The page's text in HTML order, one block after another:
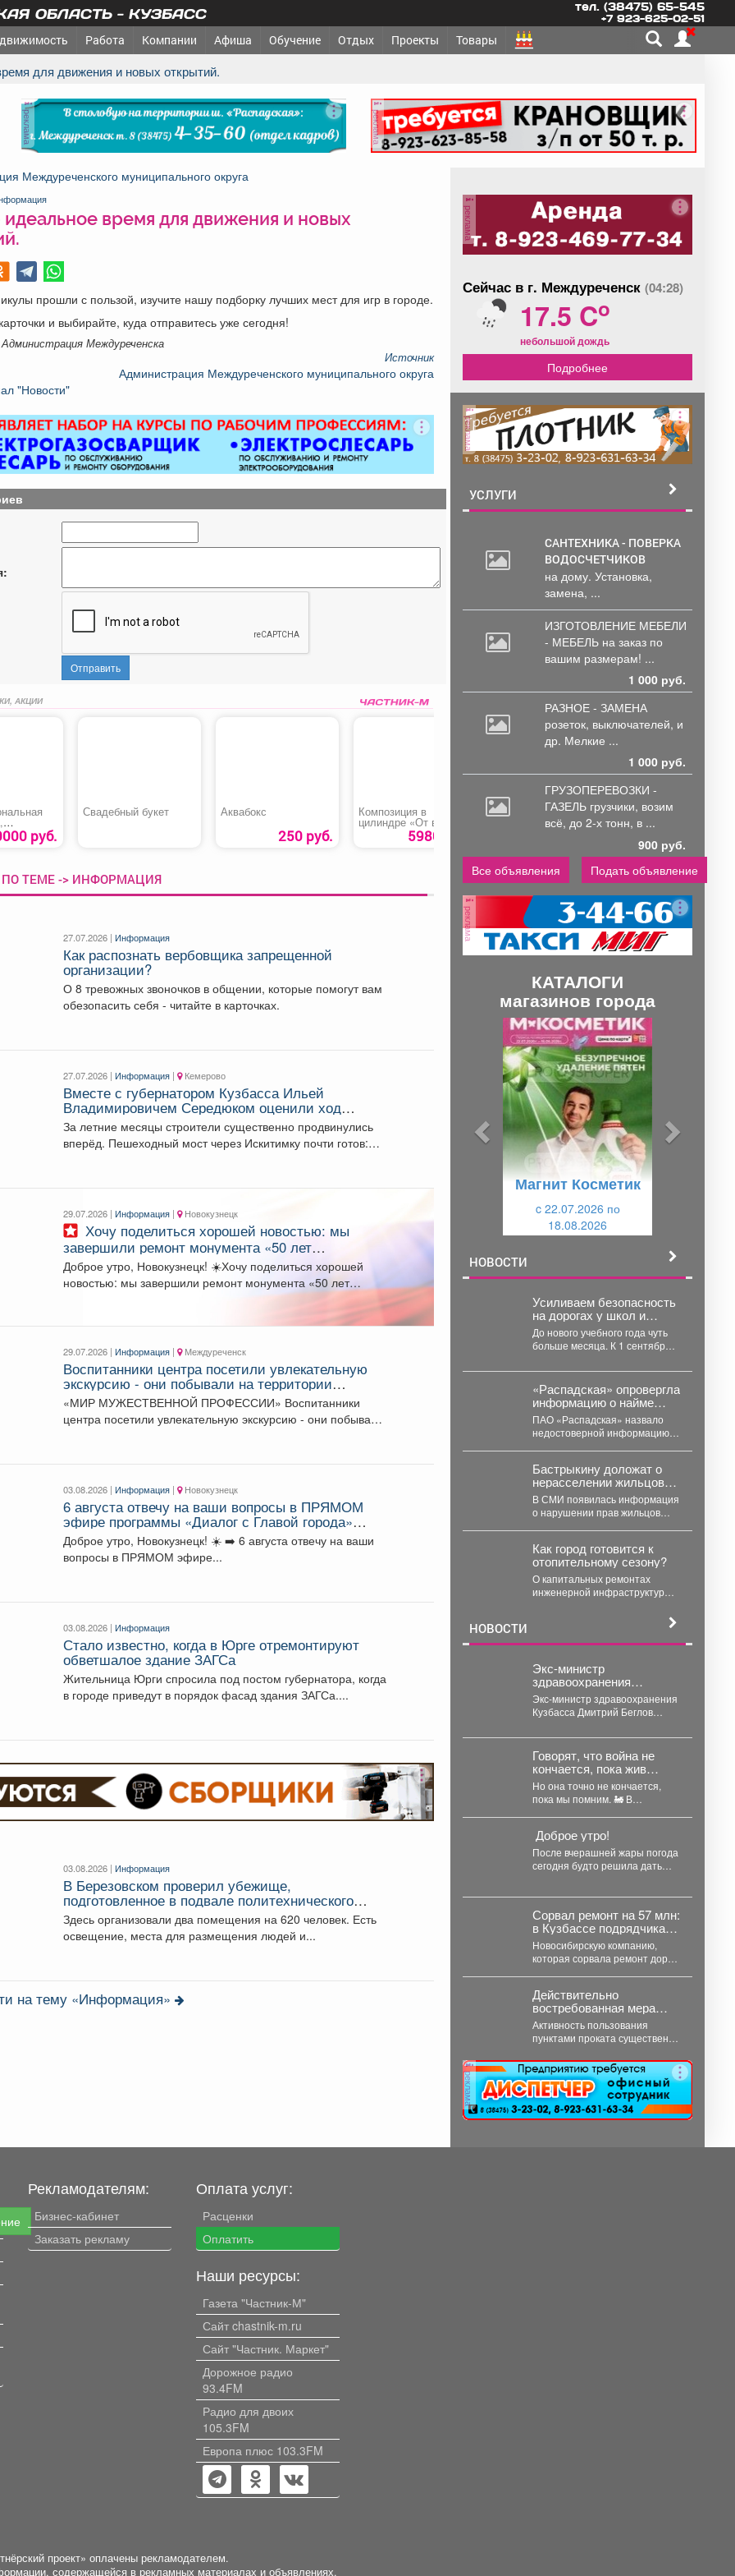
ОБЛАСТЬ - КУЗБАСС тел. (38475) 65-545
+7 923-625-02-51
Работа Компании Афиша Обучение Отдых Проекты Товары
для движения и новых открытий.
реклама реклама
Междуреченского муниципального округа
идеальное время для движения и новых
прошли с пользой, изучите нашу подборку лучших мест для игр в городе.
и выбирайте, куда отправитесь уже сегодня!
Междуреченска
Источник
Администрация Междуреченского муниципального округа
"Новости"
Отправить
АКЦИИ
руб.
Свадебный букет Аквабокс
250 руб.
Композиция в
цилиндре «От всего
сердца» 5980 руб.
Букет «Монти»
2050 руб.
Связка из
шаров
ТЕМЕ -> ИНФОРМАЦИЯ
27.07.2026 | Информация
Как распознать вербовщика запрещенной
организации?
О 8 тревожных звоночков в общении, которые помогут вам
обезопасить себя - читайте в карточках.
27.07.2026 | Информация | Кемерово
Вместе с губернатором Кузбасса Ильей
Владимировичем Середюком оценили ход
строительства наших новых знаковых обьектов в
центре города Кемерово
За летние месяцы строители существенно продвинулись
вперёд. Пешеходный мост через Искитимку почти готов:
29.07.2026 | Информация | Новокузнецк
завершили ремонт монумента «50 лет
образования СССР».
Доброе утро, Новокузнецк! ☀️Хочу поделиться хорошей
новостью: мы завершили ремонт монумента «50 лет
29.07.2026 | Информация | Междуреченск
Воспитанники центра посетили увлекательную
экскурсию - они побывали на территории
пожарной части.
«МИР МУЖЕСТВЕННОЙ ПРОФЕССИИ» Воспитанники
центра посетили увлекательную экскурсию - они побывали
03.08.2026 | Информация | Новокузнецк
6 августа отвечу на ваши вопросы в ПРЯМОМ
эфире программы «Диалог с Главой города»
телеканала Ново-ТВ.
Доброе утро, Новокузнецк! ☀️ ➡️‌ 6 августа отвечу на ваши
вопросы в ПРЯМОМ эфире...
03.08.2026 | Информация
Стало известно, когда в Юрге отремонтируют
обветшалое здание ЗАГСа
Жительница Юрги спросила под постом губернатора, когда
в городе приведут в порядок фасад здания ЗАГСа....
03.08.2026 | Информация
В Березовском проверил убежище,
подготовленное в подвале политехнического
техникума.
Здесь организовали два помещения на 620 человек. Есть
освещение, места для размещения людей и...
на тему «Информация»
реклама
Сейчас в г. Междуреченск (04:28)
17.5 Co
небольшой дождь
Подробнее
реклама
УСЛУГИ
САНТЕХНИКА - ПОВЕРКА
ВОДОСЧЕТЧИКОВ
на дому. Установка,
замена, ...
ИЗГОТОВЛЕНИЕ МЕБЕЛИ
- МЕБЕЛЬ на заказ по
вашим размерам! ...
1 000 руб.
РАЗНОЕ - ЗАМЕНА
розеток, выключателей, и
др. Мелкие ...
1 000 руб.
ГРУЗОПЕРЕВОЗКИ -
ГАЗЕЛЬ грузчики, возим
всё, до 2-х тонн, в ...
900 руб.
Все объявления
Подать объявление
реклама
КАТАЛОГИ
магазинов города
Магнит Косметик
c 22.07.2026 по
18.08.2026
НОВОСТИ
Усиливаем безопасность
на дорогах у школ и
детсадов.
До нового учебного года чуть
больше месяца. К 1 сентября
расположенные...
«Распадская» опровергла
информацию о найме
иностранцев на
кузбасские шахты
ПАО «Распадская» назвало
недостоверной информацию о
работников на шахты
Кузбасса....
Бастрыкину доложат о
нерасселении жильцов
аварийного общежития в
Кемерове
В СМИ появилась информация
о нарушении прав жильцов
Комиссарово...
Как город готовится к
отопительному сезону?
О капитальных ремонтах
инженерной инфраструктуры,
восстановлении...
НОВОСТИ
Экс-министр
здравоохранения
Кузбасса Беглов
лишился около 115 млн
рублей
Экс-министр здравоохранения
Кузбасса Дмитрий Беглов
режима за взятки. Во время 10-
минутного...
Говорят, что война не
кончается, пока жив
последний солдат.
Но она точно не кончается,
пока мы помним. 🚂 В
Доброе утро!
После вчерашней жары погода
сегодня будто решила дать
Сорвал ремонт на 57 млн:
в Кузбассе подрядчика
внесли в "черный список"
Новосибирскую компанию,
которая сорвала ремонт дорог
реестр...
Действительно
востребованная мера
поддержки.
Активность пользования
пунктами проката существенно
неделю, после того как
губернатор поручил включить...
реклама
Рекламодателям:
Бизнес-кабинет
Заказать рекламу
Оплата услуг:
Расценки
Оплатить
Наши ресурсы:
Газета "Частник-М"
Сайт chastnik-m.ru
Сайт "Частник. Маркет"
Дорожное радио
93.4FM
Радио для двоих
105.3FM
Европа плюс 103.3FM
проект» оплачены рекламодателем.
содержащейся в рекламных материалах и объявлениях.